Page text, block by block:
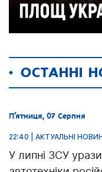
ОСТАННІ
П’ятниця, 07 Серпня
22:40 | АКТУАЛЬНІ
У липні ЗСУ